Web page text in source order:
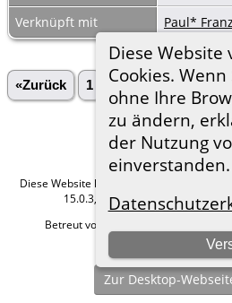
Diese Website
Cookies.
ohne Ihre
zu ändern,
der Nutzung
einverstanden.
Verknüpft mit
Paul*
«Zurück 1 2 3 4
Diese Website läuft mit
15.0.3, programmiert von Darrin
Betreut von
Hier geht es zum
Zur Desktop-